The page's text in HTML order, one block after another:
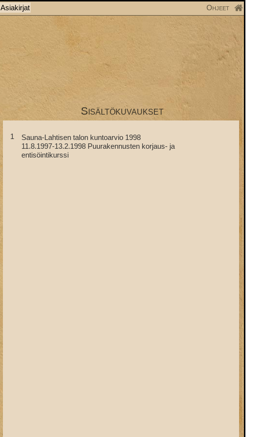
Asiakirjat Ohjeet
Sisältökuvaukset
1
Sauna-Lahtisen talon kuntoarvio 1998
11.8.1997-13.2.1998 Puurakennusten korjaus- ja
entisöintikurssi